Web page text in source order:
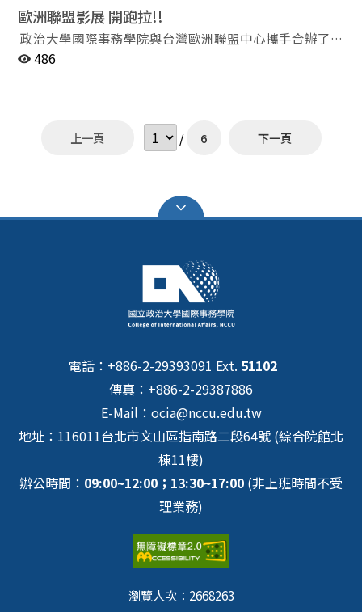
羅斯即便侵略烏克蘭也認同的，兩國是對等的國家關係，
然中國認為台灣是國內領土的一部分，這使若未來台海發
生衝突，戰爭發展的走向與形式可能會與俄烏戰爭有所不
同。 最後，論壇的尾聲也安排兩學者進行對談，談
隨美國在當今的地緣政治衝突中支持理念相似的國家，尤
其在俄烏戰爭後，歐盟對俄中陣營更加反感，因此歐盟的
的演講引起現場觀眾的共鳴，會後的提問相當踴躍，為今
日的活動畫下完美的句點。
英國也與我國在去年簽訂Enhanced Trade Partnership
Arrangement (ETP)，顯示我國在國際政治的重要性。 接
著進入座談環節，首先由本校國際事務學院盧業中副院長
發表談話，探討中國在當今國際秩序中所採取的擴張行
動，盧副院長表示，近年來中國、俄國成為體系的挑戰
國霸權地位的挑戰者，不僅經濟成長有望在2040年超越
美國，中國也在近年提升國防支出，讓美中之間的競爭進
調國際政治的運作應該要落實民主，所有國家的意見都應
該被採納，而非由西方世界主導，第二是展現「銳實
響各國的政治，第三是落實多邊主義，透過跟不同國家深
化合作關係來壯大中國的影響力，最後，盧副院長也提到
美國應對中國的擴張所採取的策略，首先是提升在印太地
區的國防資源，美國的海軍與空軍近年來重點巡航印太地
區，來嚇阻中國的擴張，其次是與國際盟友合作共同抵禦
大學CSDS主任Dr. Luis Simón，針對歐盟對印太地區的看
法發表談話，Dr. Simón認為，歐洲首要的安全議題是抵
下，讓歐盟在近年來更加強調戰略自主的重要性，另外，
針對中國問題，歐盟關注的是中俄之間的關係，不希望在
歐洲制裁俄羅斯的情況下，中俄之間仍暗中維持緊密的經
濟合作，而針對印太地區，目前歐盟主要藉由經貿影響力
來幫助印太國家抗衡中國，不過未來若中國持續擴張，也
將促使歐盟透過實際的國防實力來抵禦中國。 接著座談會
有鑑於烏克蘭與台灣都面臨區域霸權的威脅，因此我國可
以從俄烏戰爭的前車之鑑獲得一些國防上的經驗，Norah
對台灣的威脅，因此台灣應該與價值相近的國家增強經濟
歐洲聯盟影展 開跑拉!!
政治大學國際事務學院與台灣歐洲聯盟中心攜手合辦了一
系列精彩絕倫的歐洲電影放映活動，讓觀眾有機會一覽來
一場視覺與聽覺的饗宴，更是一場心靈的旅行，邀請每一
位觀眾走進歐洲文化的多樣性與深度，感受電影所蘊含的
https://forms.gle/944i4fkDP3s4nehe9 影展時間:
11/21~12/26 地點: 綜合院館北棟270104教室 - 備註: 1. 名
蔡助教，分機51104，信箱 ocia@nccu.edu.tw。 4. 電影
播放時間固定會在週一、二、四的19:00，地點在綜院北
486
上一頁 / 6 下一頁
電話：+886-2-29393091 Ext. 51102
傳真：+886-2-29387886
E-Mail：ocia@nccu.edu.tw
地址：116011台北市文山區指南路二段64號 (綜合院館北
棟11樓)
辦公時間： 09:00~12:00；13:30~17:00 (非上班時間不受
理業務)
瀏覽人次： 2668263